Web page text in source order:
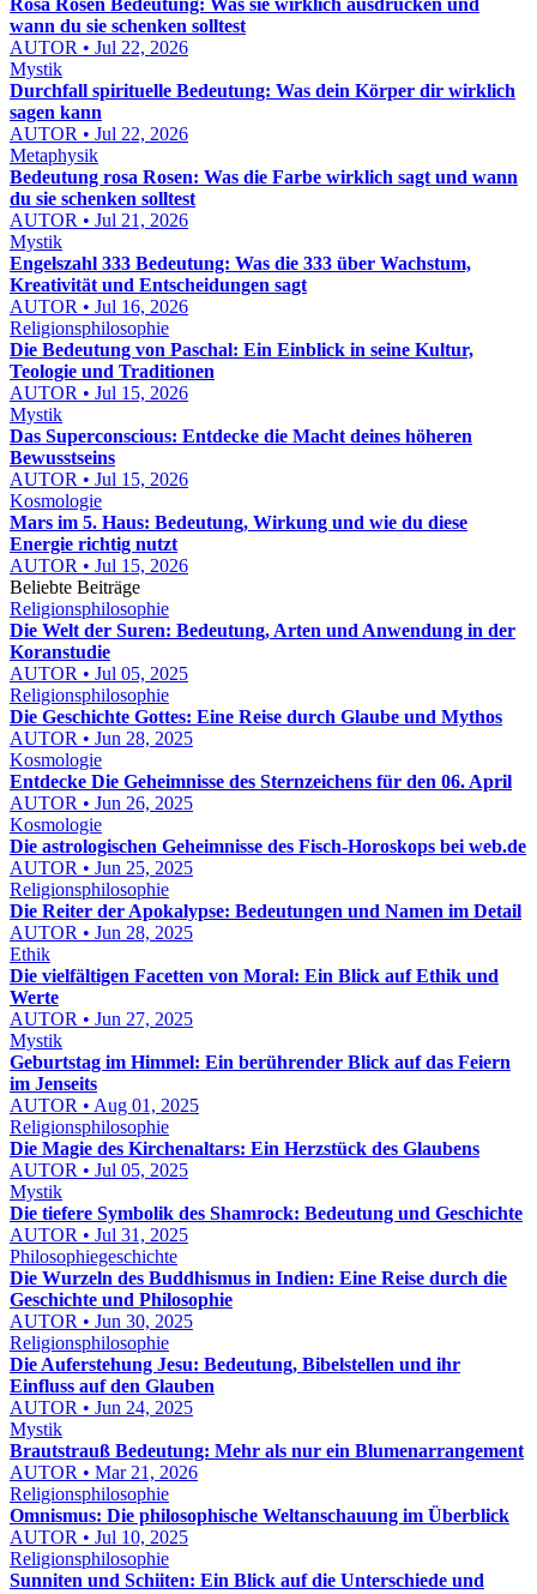
Rosa Rosen Bedeutung: Was sie wirklich ausdrücken und
wann du sie schenken solltest
AUTOR • Jul 22, 2026
Mystik
Durchfall spirituelle Bedeutung: Was dein Körper dir wirklich
sagen kann
AUTOR • Jul 22, 2026
Metaphysik
Bedeutung rosa Rosen: Was die Farbe wirklich sagt und wann
du sie schenken solltest
AUTOR • Jul 21, 2026
Mystik
Engelszahl 333 Bedeutung: Was die 333 über Wachstum,
Kreativität und Entscheidungen sagt
AUTOR • Jul 16, 2026
Religionsphilosophie
Die Bedeutung von Paschal: Ein Einblick in seine Kultur,
Teologie und Traditionen
AUTOR • Jul 15, 2026
Mystik
Das Superconscious: Entdecke die Macht deines höheren
Bewusstseins
AUTOR • Jul 15, 2026
Kosmologie
Mars im 5. Haus: Bedeutung, Wirkung und wie du diese
Energie richtig nutzt
AUTOR • Jul 15, 2026
Beliebte Beiträge
Religionsphilosophie
Die Welt der Suren: Bedeutung, Arten und Anwendung in der
Koranstudie
AUTOR • Jul 05, 2025
Religionsphilosophie
Die Geschichte Gottes: Eine Reise durch Glaube und Mythos
AUTOR • Jun 28, 2025
Kosmologie
Entdecke Die Geheimnisse des Sternzeichens für den 06. April
AUTOR • Jun 26, 2025
Kosmologie
Die astrologischen Geheimnisse des Fisch-Horoskops bei web.de
AUTOR • Jun 25, 2025
Religionsphilosophie
Die Reiter der Apokalypse: Bedeutungen und Namen im Detail
AUTOR • Jun 28, 2025
Ethik
Die vielfältigen Facetten von Moral: Ein Blick auf Ethik und
Werte
AUTOR • Jun 27, 2025
Mystik
Geburtstag im Himmel: Ein berührender Blick auf das Feiern
im Jenseits
AUTOR • Aug 01, 2025
Religionsphilosophie
Die Magie des Kirchenaltars: Ein Herzstück des Glaubens
AUTOR • Jul 05, 2025
Mystik
Die tiefere Symbolik des Shamrock: Bedeutung und Geschichte
AUTOR • Jul 31, 2025
Philosophiegeschichte
Die Wurzeln des Buddhismus in Indien: Eine Reise durch die
Geschichte und Philosophie
AUTOR • Jun 30, 2025
Religionsphilosophie
Die Auferstehung Jesu: Bedeutung, Bibelstellen und ihr
Einfluss auf den Glauben
AUTOR • Jun 24, 2025
Mystik
Brautstrauß Bedeutung: Mehr als nur ein Blumenarrangement
AUTOR • Mar 21, 2026
Religionsphilosophie
Omnismus: Die philosophische Weltanschauung im Überblick
AUTOR • Jul 10, 2025
Religionsphilosophie
Sunniten und Schiiten: Ein Blick auf die Unterschiede und